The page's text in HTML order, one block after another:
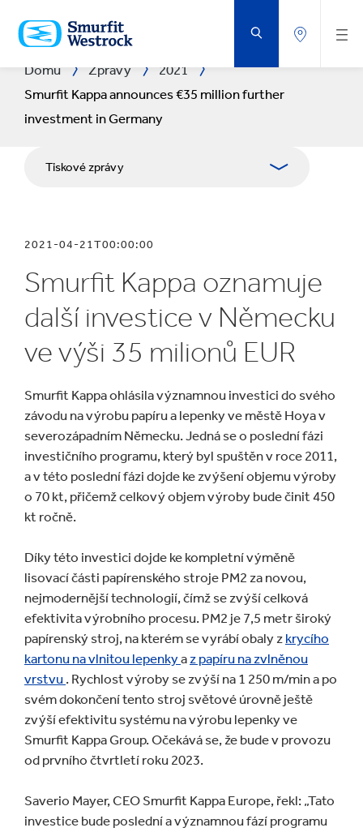
NA
HLAVNÍ
OBSAH
Domů Zprávy
2021
Smurfit Kappa announces €35 million further
investment in Germany
Tiskové zprávy
Media Relations
Blog
2021-04-21T00:00:00
Smurfit Kappa oznamuje
další investice v Německu
ve výši 35 milionů EUR
Smurfit Kappa ohlásila významnou investici do svého
závodu na výrobu papíru a lepenky ve městě Hoya v
severozápadním Německu. Jedná se o poslední fázi
investičního programu, který byl spuštěn v roce 2011,
a v této poslední fázi dojde ke zvýšení objemu výroby
o 70 kt, přičemž celkový objem výroby bude činit 450
kt ročně.
Díky této investici dojde ke kompletní výměně
lisovací části papírenského stroje PM2 za novou,
nejmodernější technologií, čímž se zvýší celková
efektivita výrobního procesu. PM2 je 7,5 metr široký
papírenský stroj, na kterém se vyrábí obaly z krycího
kartonu na vlnitou lepenkyaz papíru na zvlněnou
vrstvu . Rychlost výroby se zvýší na 1 250 m/min a po
svém dokončení tento stroj světové úrovně ještě
zvýší efektivitu systému na výrobu lepenky ve
Smurfit Kappa Group. Očekává se, že bude v provozu
od prvního čtvrtletí roku 2023.
Saverio Mayer, CEO Smurfit Kappa Europe, řekl: „Tato
investice bude poslední a významnou fází programu